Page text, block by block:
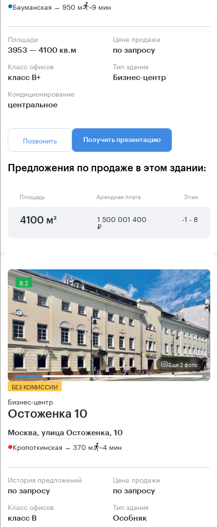
Бауманская → 950 м ~9 мин
Площади
3953 — 4100 кв.м
Цена продажи
по запросу
Класс офисов
класс B+
Тип здания
Бизнес-центр
Кондиционирование
центральное
Позвонить Получить презентацию
Предложения по продаже в этом здании:
Площадь Арендная плата Этаж
4100 м² 1 500 001 400
₽
-1 - 8
8.2
Еще 2 фото
БЕЗ КОМИССИИ
Бизнес-центр
Остоженка 10
Москва, улица Остоженка, 10
Кропоткинская → 370 м ~4 мин
История предложений
по запросу
Цена продажи
по запросу
Класс офисов
класс B
Тип здания
Особняк